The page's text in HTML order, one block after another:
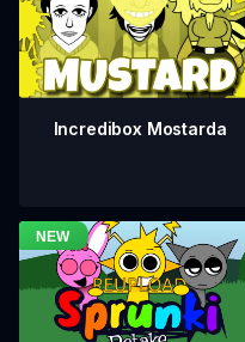
Incredibox Mostarda